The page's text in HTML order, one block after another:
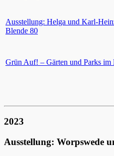
Ausstellung: Helga und Karl-
Blende 80
Grün Auf! – Gärten und Parks im
2023
Ausstellung: Worpswede